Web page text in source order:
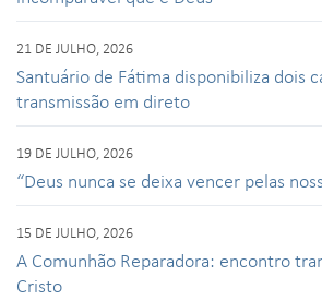
21 DE JULHO, 2026
Santuário de Fátima disponibiliza dois
transmissão em direto
19 DE JULHO, 2026
“Deus nunca se deixa vencer pelas
15 DE JULHO, 2026
A Comunhão Reparadora: encontro
Cristo